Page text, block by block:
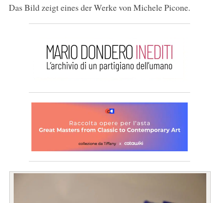
Das Bild zeigt eines der Werke von Michele Picone.